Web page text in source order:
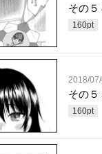
その
160pt
2018/
その
160pt